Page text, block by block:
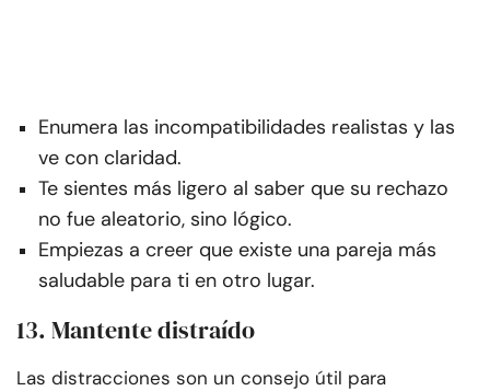
Enumera las incompatibilidades realistas y las
ve con claridad.
Te sientes más ligero al saber que su rechazo
no fue aleatorio, sino lógico.
Empiezas a creer que existe una pareja más
saludable para ti en otro lugar.
13. Mantente distraído
Las distracciones son un consejo útil para